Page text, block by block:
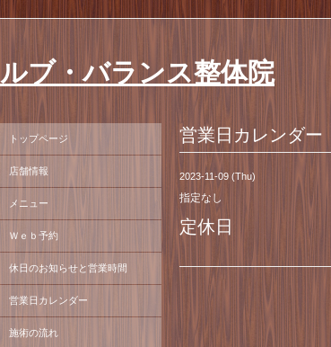
ルブ・バランス整体院
営業日カレンダー
2023-11-09 (Thu)
指定なし
定休日
トップページ
店舗情報
メニュー
Ｗｅｂ予約
休日のお知らせと営業時間
営業日カレンダー
施術の流れ